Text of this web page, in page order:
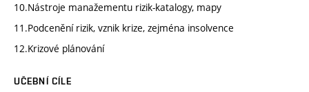
10.Nástroje manažementu rizik-katalogy, mapy
11.Podcenění rizik, vznik krize, zejména insolvence
12.Krizové plánování
UČEBNÍ CÍLE